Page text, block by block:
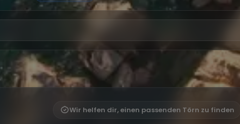
Wir helfen dir, einen passenden Törn zu finden